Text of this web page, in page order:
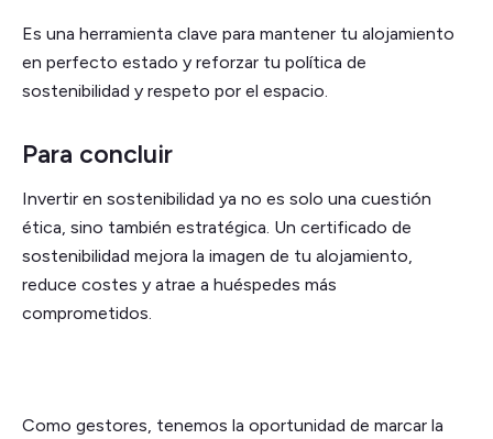
Es una herramienta clave para mantener tu alojamiento
en perfecto estado y reforzar tu política de
sostenibilidad y respeto por el espacio.
Para concluir
Invertir en sostenibilidad ya no es solo una cuestión
ética, sino también estratégica. Un certificado de
sostenibilidad mejora la imagen de tu alojamiento,
reduce costes y atrae a huéspedes más
comprometidos.
Como gestores, tenemos la oportunidad de marcar la